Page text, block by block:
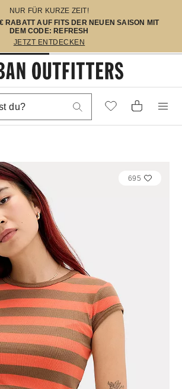
NUR FÜR KURZE ZEIT!
RABATT AUF FITS DER NEUEN SAISON MIT
DEM CODE: REFRESH
JETZT ENTDECKEN
695